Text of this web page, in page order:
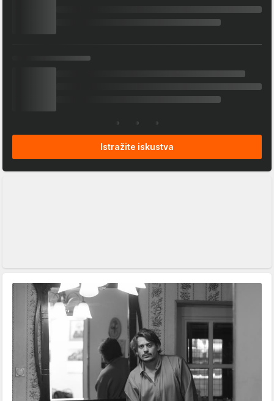
Istražite iskustva